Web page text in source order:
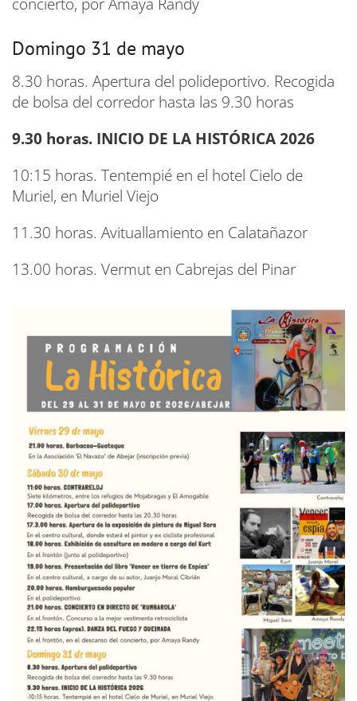
concierto, por Amaya Randy
Domingo 31 de mayo
8.30 horas. Apertura del polideportivo. Recogida
de bolsa del corredor hasta las 9.30 horas
9.30 horas. INICIO DE LA HISTÓRICA 2026
10:15 horas. Tentempié en el hotel Cielo de
Muriel, en Muriel Viejo
11.30 horas. Avituallamiento en Calatañazor
13.00 horas. Vermut en Cabrejas del Pinar